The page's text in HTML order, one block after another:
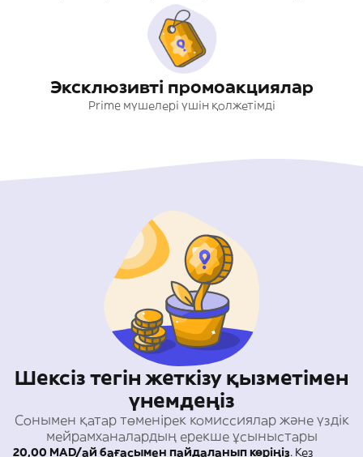
Эксклюзивті промоакциялар
Prime мүшелері үшін қолжетімді
Шексіз тегін жеткізу қызметімен
үнемдеңіз
Сонымен қатар төменірек комиссиялар және үздік
мейрамханалардың ерекше ұсыныстары
20,00 MAD/ай бағасымен пайдаланып көріңіз. Кез